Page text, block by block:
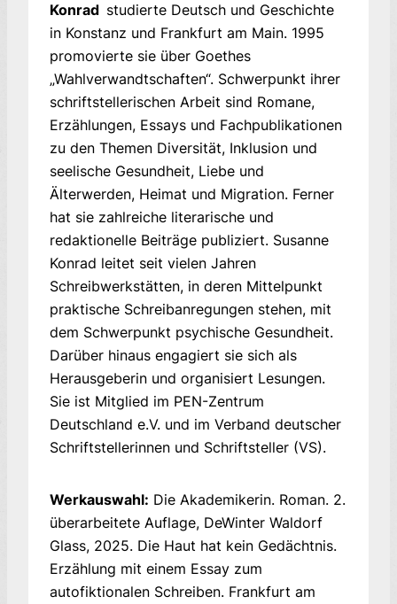
Konrad studierte Deutsch und Geschichte
in Konstanz und Frankfurt am Main. 1995
promovierte sie über Goethes
„Wahlverwandtschaften“. Schwerpunkt ihrer
schriftstellerischen Arbeit sind Romane,
Erzählungen, Essays und Fachpublikationen
zu den Themen Diversität, Inklusion und
seelische Gesundheit, Liebe und
Älterwerden, Heimat und Migration. Ferner
hat sie zahlreiche literarische und
redaktionelle Beiträge publiziert. Susanne
Konrad leitet seit vielen Jahren
Schreibwerkstätten, in deren Mittelpunkt
praktische Schreibanregungen stehen, mit
dem Schwerpunkt psychische Gesundheit.
Darüber hinaus engagiert sie sich als
Herausgeberin und organisiert Lesungen.
Sie ist Mitglied im PEN-Zentrum
Deutschland e.V. und im Verband deutscher
Schriftstellerinnen und Schriftsteller (VS).
Werkauswahl: Die Akademikerin. Roman. 2.
überarbeitete Auflage, DeWinter Waldorf
Glass, 2025. Die Haut hat kein Gedächtnis.
Erzählung mit einem Essay zum
autofiktionalen Schreiben. Frankfurt am